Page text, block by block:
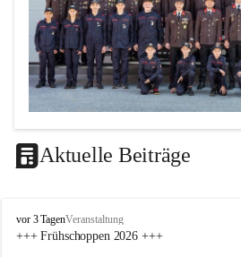
Aktuelle Beiträge
F
F
vor 3 TagenVeranstaltung
+++ Frühschoppen 2026 +++